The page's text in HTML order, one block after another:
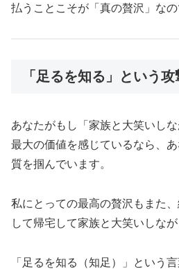
払うことこそが「真の贅沢」なの
「足るを知る」という
あなたがもし「家族と大笑いし
最大の価値を感じているなら、
質を掴んでいます。
私にとっての最高の贅沢もまた
して帰宅して家族と大笑いしな
「足るを知る（知足）」という